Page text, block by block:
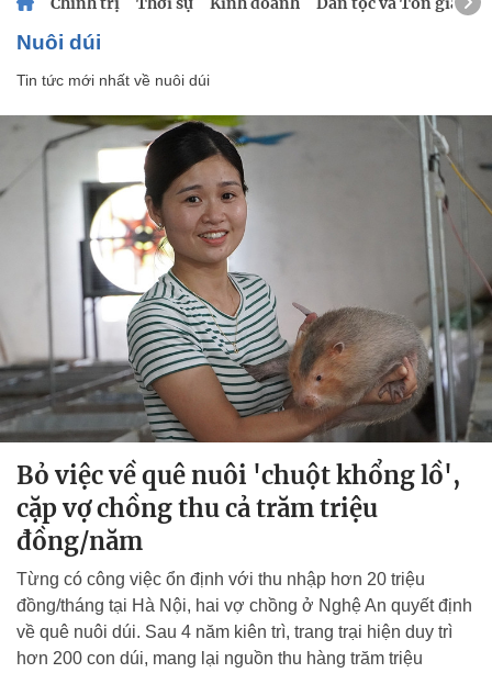
nuôi dúi
Tin tức mới nhất về nuôi dúi
Bỏ việc về quê nuôi 'chuột khổng lồ',
cặp vợ chồng thu cả trăm triệu
đồng/năm
Từng có công việc ổn định với thu nhập hơn 20 triệu
đồng/tháng tại Hà Nội, hai vợ chồng ở Nghệ An quyết định
về quê nuôi dúi. Sau 4 năm kiên trì, trang trại hiện duy trì
hơn 200 con dúi, mang lại nguồn thu hàng trăm triệu